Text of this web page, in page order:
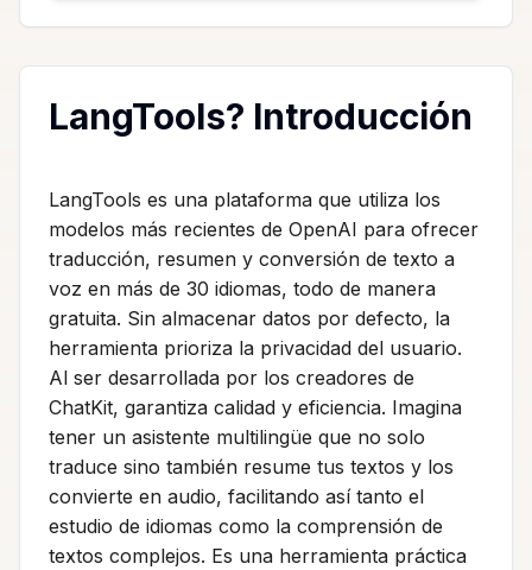
LangTools? Introducción
LangTools es una plataforma que utiliza los
modelos más recientes de OpenAI para ofrecer
traducción, resumen y conversión de texto a
voz en más de 30 idiomas, todo de manera
gratuita. Sin almacenar datos por defecto, la
herramienta prioriza la privacidad del usuario.
Al ser desarrollada por los creadores de
ChatKit, garantiza calidad y eficiencia. Imagina
tener un asistente multilingüe que no solo
traduce sino también resume tus textos y los
convierte en audio, facilitando así tanto el
estudio de idiomas como la comprensión de
textos complejos. Es una herramienta práctica